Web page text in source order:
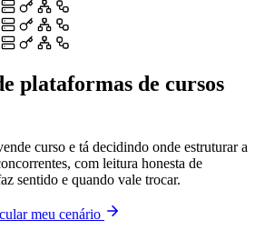
plataformas de cursos
curso e tá decidindo onde estruturar a
com leitura honesta de
sentido e quando vale trocar.
meu cenário